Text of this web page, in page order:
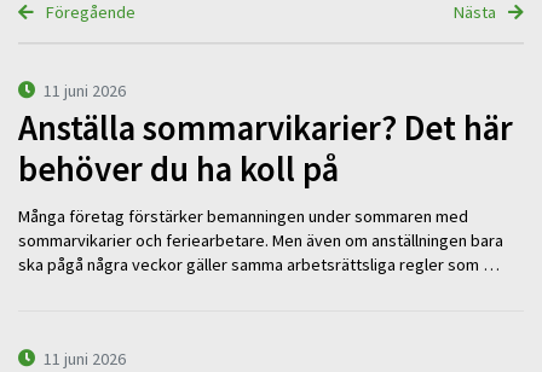
Föregående Nästa
11 juni 2026
Anställa sommarvikarier? Det här
behöver du ha koll på
Många företag förstärker bemanningen under sommaren med
sommarvikarier och feriearbetare. Men även om anställningen bara
ska pågå några veckor gäller samma arbetsrättsliga regler som …
11 juni 2026